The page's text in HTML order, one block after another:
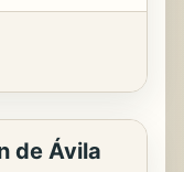
de Ávila